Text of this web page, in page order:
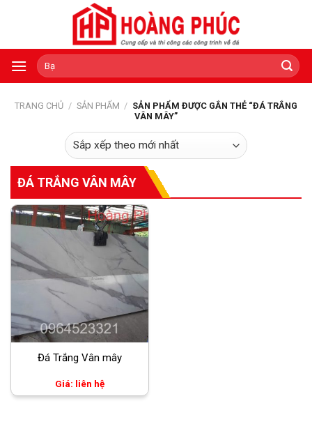
Tìm
kiếm:
TRANG CHỦ / SẢN PHẨM / SẢN PHẨM ĐƯỢC GẮN THẺ “ĐÁ TRẮNG
VÂN MÂY”
ĐÁ TRẮNG VÂN MÂY
Đá Trắng Vân mây
Giá: liên hệ